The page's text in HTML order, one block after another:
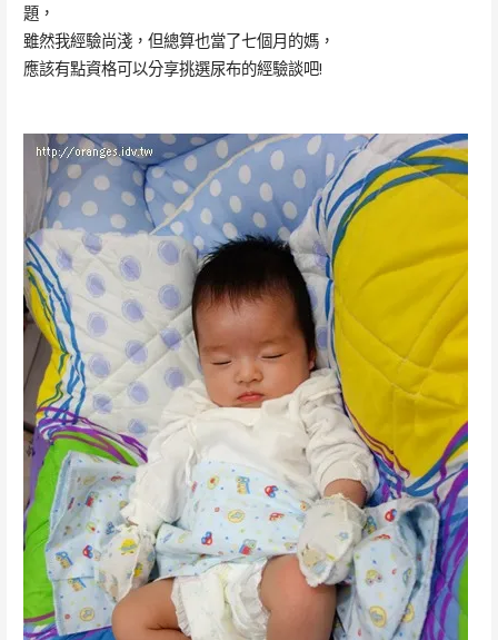
題，
雖然我經驗尚淺，但總算也當了七個月的媽，
應該有點資格可以分享挑選尿布的經驗談吧!